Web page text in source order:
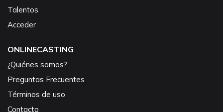
Talentos
Acceder
ONLINECASTING
¿Quiénes somos?
Preguntas Frecuentes
Términos de uso
Contacto